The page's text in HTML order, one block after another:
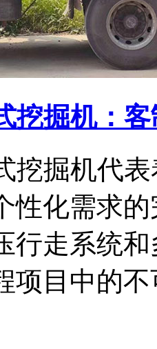
挖掘机：
挖掘机代
性化需求
行走系统
项目中的